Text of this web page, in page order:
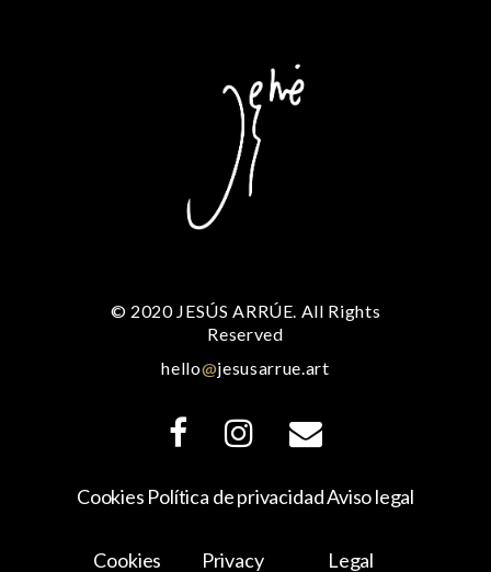
© 2020 JESÚS ARRÚE. All Rights
Reserved
hello@jesusarrue.art
Cookies Política de privacidadAviso legal
Cookies Privacy Legal